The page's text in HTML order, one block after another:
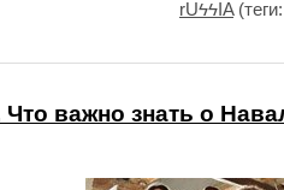
rUϟϟIA(теги:
важно знать о